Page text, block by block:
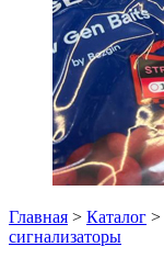
Главная > Каталог >
сигнализаторы